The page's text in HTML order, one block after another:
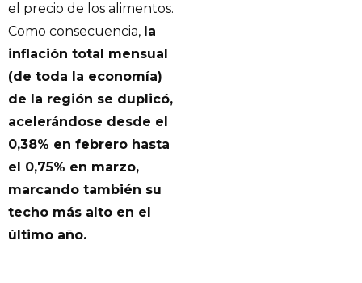
el precio de los alimentos.
Como consecuencia, la
inflación total mensual
(de toda la economía)
de la región se duplicó,
acelerándose desde el
0,38% en febrero hasta
el 0,75% en marzo,
marcando también su
techo más alto en el
último año.